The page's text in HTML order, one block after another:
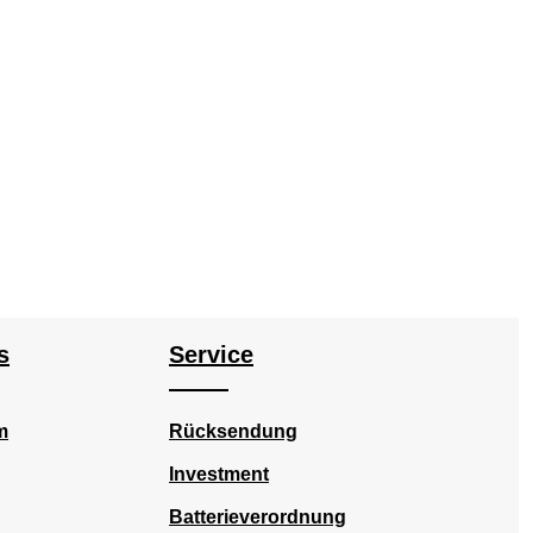
Service
Rücksendung
Investment
Batterieverordnung